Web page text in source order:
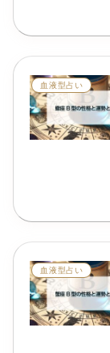
血液型占い
血液型占い